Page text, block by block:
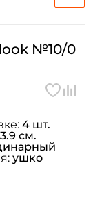
№10/0
4 шт.
3.9 см.
ушко